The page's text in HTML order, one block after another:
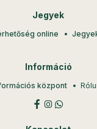
Jegyek
online
Információ
központ